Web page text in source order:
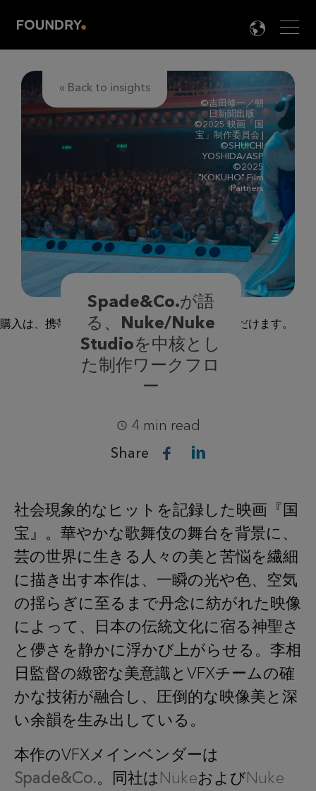

« Back to insights
©吉田修一／朝
日新聞出版
©2025 映画「国
宝」制作委員会 |
©SHUICHI
YOSHIDA/ASP
©2025
"KOKUHO" Film
Partners
Spade&Co.が語
る、Nuke/Nuke
Studioを中核とし
た制作ワークフロ
ー
4 min read
Share
社会現象的なヒットを記録した映画『国
宝』。華やかな歌舞伎の舞台を背景に、
芸の世界に生きる人々の美と苦悩を繊細
に描き出す本作は、一瞬の光や色、空気
の揺らぎに至るまで丹念に紡がれた映像
によって、日本の伝統文化に宿る神聖さ
と儚さを静かに浮かび上がらせる。李相
日監督の緻密な美意識とVFXチームの確
かな技術が融合し、圧倒的な映像美と深
い余韻を生み出している。
本作のVFXメインベンダーは
Spade&Co.。同社はNukeおよびNuke